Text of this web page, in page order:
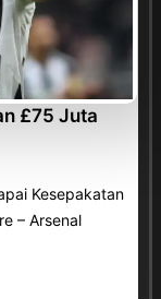
£75 Juta
Kesepakatan
– Arsenal